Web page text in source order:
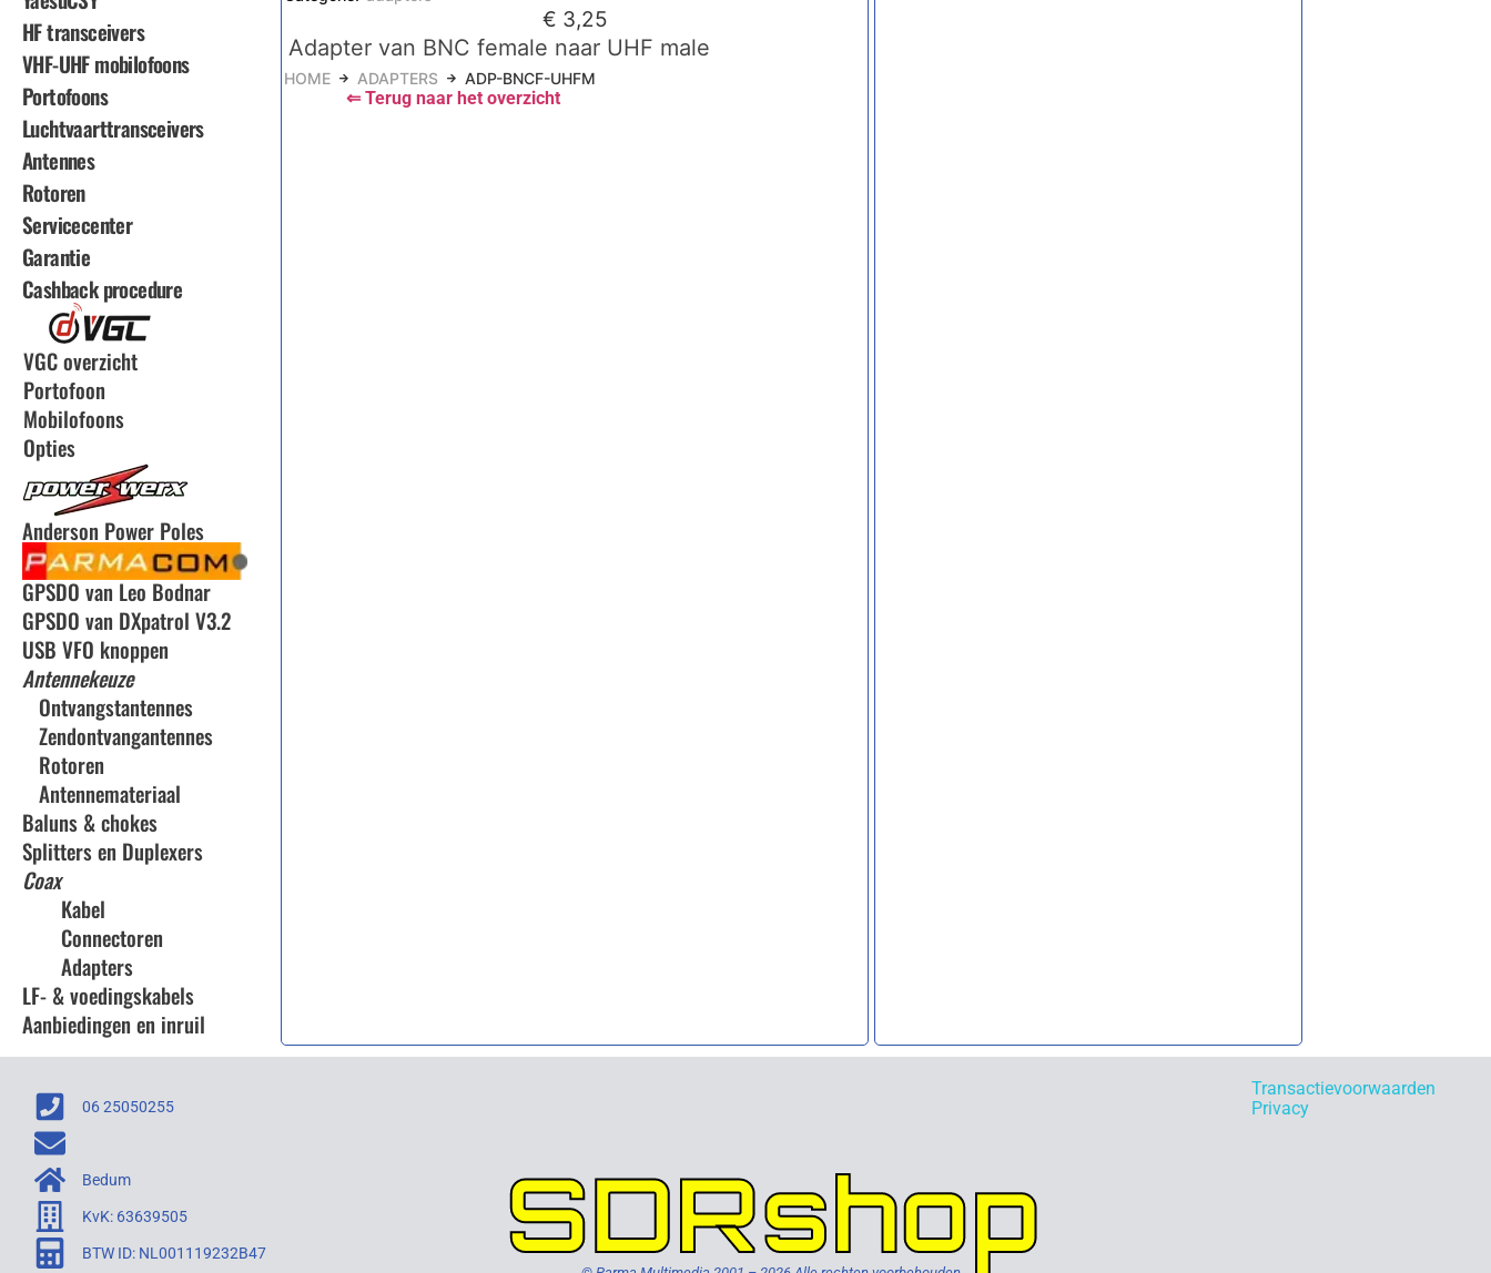
HF transceivers
VHF-UHF mobilofoons
Portofoons
Luchtvaarttransceivers
Antennes
Rotoren
Servicecenter
Garantie
Cashback procedure
VGC overzicht
Portofoon
Mobilofoons
Opties
Anderson Power Poles
GPSDO van Leo Bodnar
GPSDO van DXpatrol V3.2
USB VFO knoppen
Antennekeuze
Ontvangstantennes
Zendontvangantennes
Rotoren
Antennemateriaal
Baluns & chokes
Splitters en Duplexers
Coax
Kabel
Connectoren
Adapters
LF- & voedingskabels
Aanbiedingen en inruil
€ 3,25
Adapter van BNC female naar UHF male
HOME ADAPTERS ADP-BNCF-UHFM
⇐ Terug naar het overzicht
06 25050255
Bedum
KvK: 63639505
BTW ID: NL001119232B47 SDRshop
Transactievoorwaarden
Privacy